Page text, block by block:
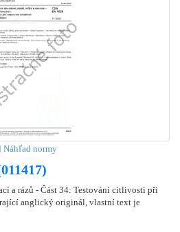
Náhľad normy
a rázů - Část 34: Testování citlivosti při
anglický originál, vlastní text je